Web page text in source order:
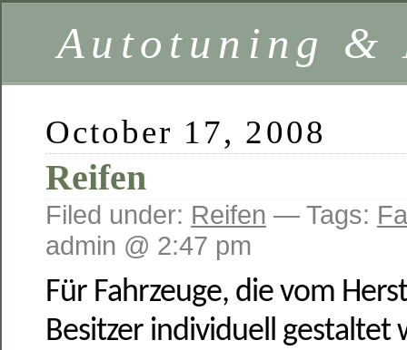
Autotuning &
October 17, 2008
Reifen
Filed under: Reifen — Tags:
admin @ 2:47 pm
Für Fahrzeuge, die vom
Besitzer individuell gestaltet